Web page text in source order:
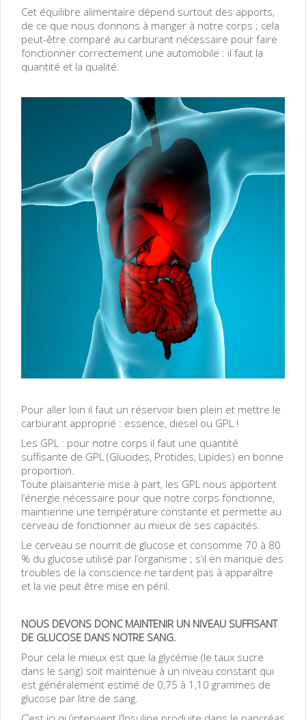
Cet équilibre alimentaire dépend surtout des apports,
de ce que nous donnons à manger à notre corps ; cela
peut-être comparé au carburant nécessaire pour faire
fonctionner correctement une automobile : il faut la
quantité et la qualité.
Pour aller loin il faut un réservoir bien plein et mettre le
carburant approprié : essence, diesel ou GPL !
Les GPL : pour notre corps il faut une quantité
suffisante de GPL (Glucides, Protides, Lipides) en bonne
proportion.
Toute plaisanterie mise à part, les GPL nous apportent
l’énergie nécessaire pour que notre corps fonctionne,
maintienne une température constante et permette au
cerveau de fonctionner au mieux de ses capacités.
Le cerveau se nourrit de glucose et consomme 70 à 80
% du glucose utilisé par l’organisme ; s’il en manque des
troubles de la conscience ne tardent pas à apparaître
et la vie peut être mise en péril.
NOUS DEVONS DONC MAINTENIR UN NIVEAU SUFFISANT
DE GLUCOSE DANS NOTRE SANG.
Pour cela le mieux est que la glycémie (le taux sucre
dans le sang) soit maintenue à un niveau constant qui
est généralement estimé de 0,75 à 1,10 grammes de
glucose par litre de sang.